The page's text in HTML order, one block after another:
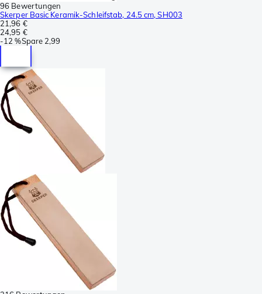
96 Bewertungen
Skerper Basic Keramik-Schleifstab, 24.5 cm, SH003
21,96 €
24,95 €
-12 %Spare 2,99